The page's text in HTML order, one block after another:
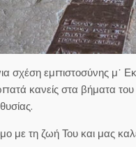
σχέση εμπιστοσύνης μ᾽
κανείς στα βήματα
με τη ζωή Του και μας